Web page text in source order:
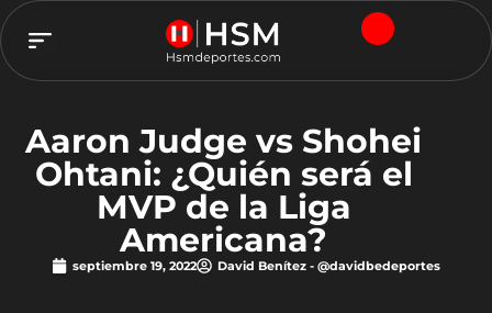
Aaron Judge vs Shohei
Ohtani: ¿Quién será el
MVP de la Liga
Americana?
septiembre 19, 2022 David Benítez - @davidbedeportes